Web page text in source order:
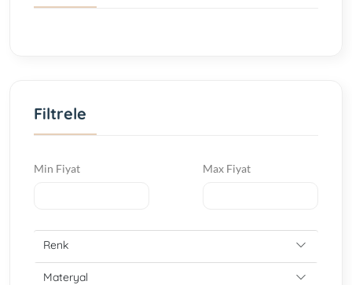
Filtrele
Min Fiyat Max Fiyat
Renk
Materyal